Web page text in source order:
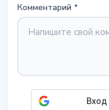
Комментарий *